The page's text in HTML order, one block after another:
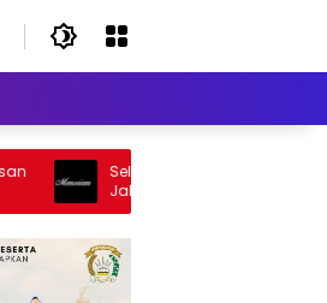
Selamat Jalan Sang Inspirator,
Jalan Abangku Yuslam Idris